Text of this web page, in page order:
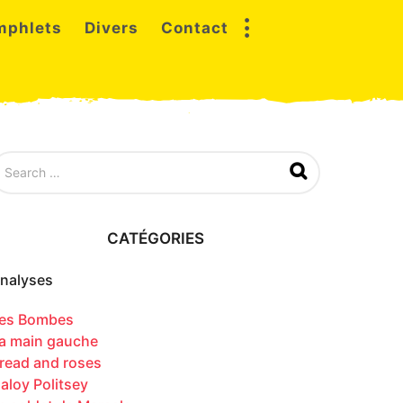
Divers Contact
CATÉGORIES
Bombes
main gauche
and roses
Politsey